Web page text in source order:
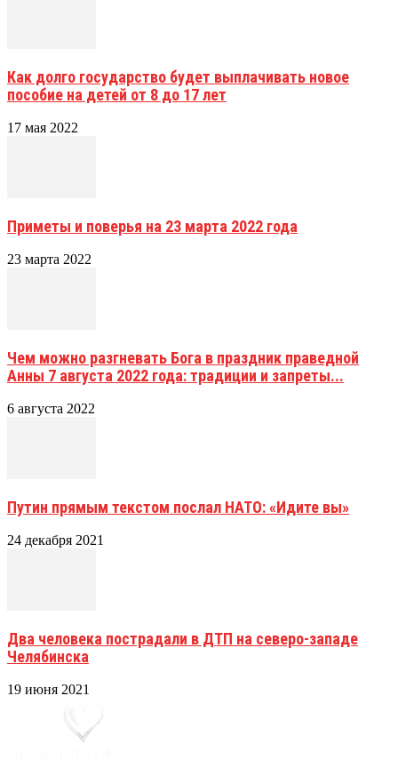
Как долго государство будет выплачивать новое
пособие на детей от 8 до 17 лет
17 мая 2022
Приметы и поверья на 23 марта 2022 года
23 марта 2022
Чем можно разгневать Бога в праздник праведной
Анны 7 августа 2022 года: традиции и запреты...
6 августа 2022
Путин прямым текстом послал НАТО: «Идите вы»
24 декабря 2021
Два человека пострадали в ДТП на северо-западе
Челябинска
19 июня 2021